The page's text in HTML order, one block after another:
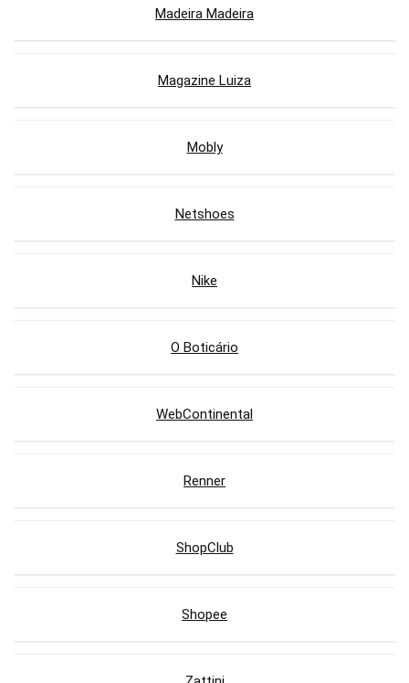
Madeira Madeira
Magazine Luiza
Mobly
Netshoes
Nike
O Boticário
WebContinental
Renner
ShopClub
Shopee